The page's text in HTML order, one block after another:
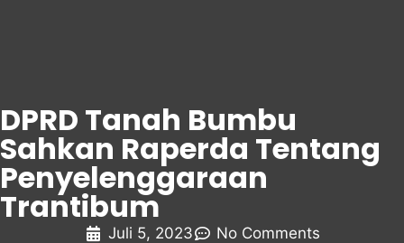
DPRD Tanah Bumbu
Sahkan Raperda Tentang
Penyelenggaraan
Trantibum
Juli 5, 2023
No Comments